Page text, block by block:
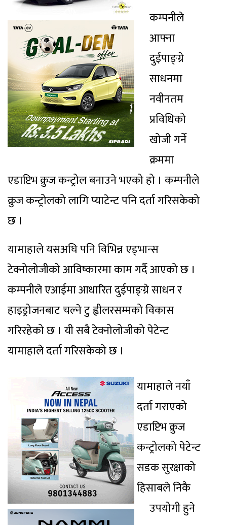
कम्पनीले
आफ्ना
दुईपाङ्ग्रे
साधनमा
नवीनतम
प्रविधिको
खोजी गर्ने
क्रममा
एडाप्टिभ क्रुज कन्ट्रोल बनाउने भएको हो । कम्पनीले
क्रुज कन्ट्रोलको लागि प्याटेन्ट पनि दर्ता गरिसकेको
छ ।
यामाहाले यसअघि पनि विभिन्न एड्भान्स
टेक्नोलोजीको आविष्कारमा काम गर्दै आएको छ ।
कम्पनीले एआईमा आधारित दुईपाङ्ग्रे साधन र
हाइड्रोजनबाट चल्ने टु ह्वीलरसम्मको विकास
गरिरहेको छ । यी सबै टेक्नोलोजीको पेटेन्ट
यामाहाले दर्ता गरिसकेको छ ।
यामाहाले नयाँ
दर्ता गराएको
एडाप्टिभ क्रुज
कन्ट्रोलको पेटेन्ट
सडक सुरक्षाको
हिसाबले निकै
उपयोगी हुने